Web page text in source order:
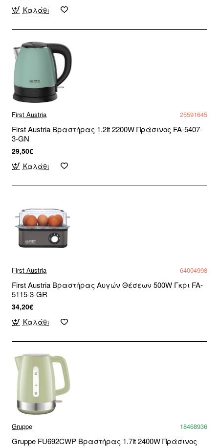
Καλάθι
First Austria 25591645
First Austria Βραστήρας 1.2lt 2200W Πράσινος FA-5407-
3-GN
29,50€
Καλάθι
First Austria 64004998
First Austria Βραστήρας Αυγών Θέσεων 500W Γκρι FA-
5115-3-GR
34,20€
Καλάθι
Gruppe 18468936
Gruppe FU692CWP Βραστήρας 1.7lt 2400W Πράσινος